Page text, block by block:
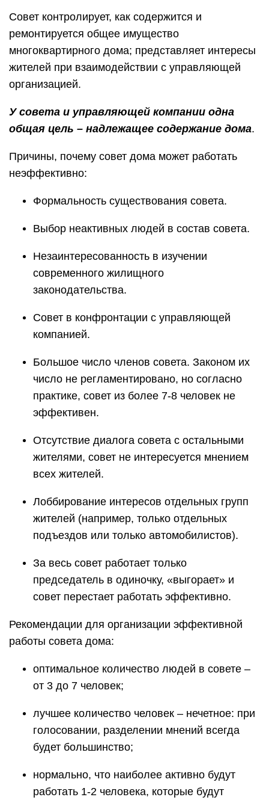
Совет контролирует, как содержится и
ремонтируется общее имущество
многоквартирного дома; представляет интересы
жителей при взаимодействии с управляющей
организацией.
У совета и управляющей компании одна
общая цель – надлежащее содержание дома.
Причины, почему совет дома может работать
неэффективно:
Формальность существования совета.
Выбор неактивных людей в состав совета.
Незаинтересованность в изучении
современного жилищного
законодательства.
Совет в конфронтации с управляющей
компанией.
Большое число членов совета. Законом их
число не регламентировано, но согласно
практике, совет из более 7-8 человек не
эффективен.
Отсутствие диалога совета с остальными
жителями, совет не интересуется мнением
всех жителей.
Лоббирование интересов отдельных групп
жителей (например, только отдельных
подъездов или только автомобилистов).
За весь совет работает только
председатель в одиночку, «выгорает» и
совет перестает работать эффективно.
Рекомендации для организации эффективной
работы совета дома:
оптимальное количество людей в совете –
от 3 до 7 человек;
лучшее количество человек – нечетное: при
голосовании, разделении мнений всегда
будет большинство;
нормально, что наиболее активно будут
работать 1-2 человека, которые будут